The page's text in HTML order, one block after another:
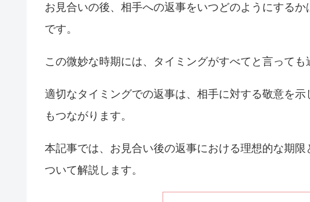
お見合いの後、相手への返事をいつどのようにする
です。
この微妙な時期には、タイミングがすべてと言っても
適切なタイミングでの返事は、相手に対する敬意を
もつながります。
本記事では、お見合い後の返事における理想的な期
ついて解説します。